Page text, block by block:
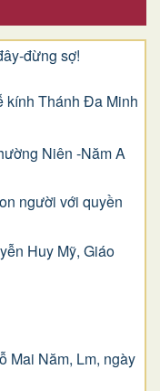
đừng sợ!
kính Thánh Đa Minh
Niên -Năm A
người với quyền
Huy Mỹ, Giáo
Mai Năm, Lm, ngày